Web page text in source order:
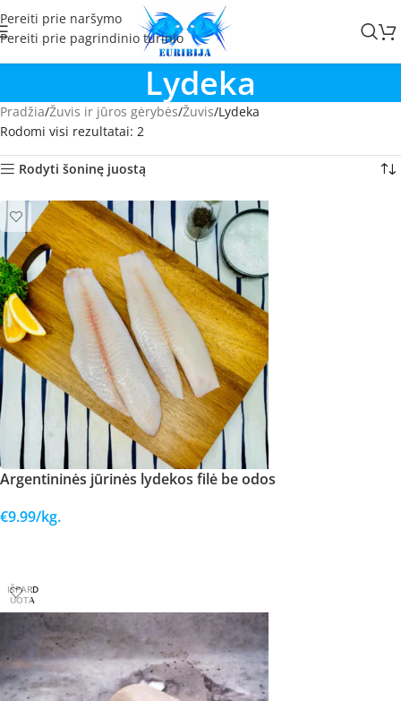
Pereiti prie naršymo
Pereiti prie pagrindinio turinio
Lydeka
Pradžia Žuvis ir jūros gėrybės Žuvis Lydeka
Rodomi visi rezultatai: 2
Rodyti šoninę juostą
Argentininės jūrinės lydekos filė be odos
€9.99/kg.
IŠPARD
UOTA